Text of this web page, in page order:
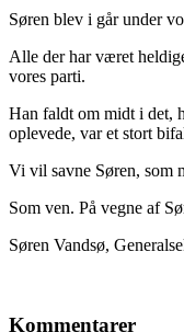
Søren blev i går under
Alle der har været
vores parti.
Han faldt om midt i det,
oplevede, var et stort
Vi vil savne Søren, som
Som ven. På vegne af
Søren Vandsø,
Kommentarer